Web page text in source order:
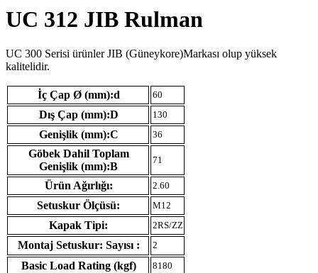
UC 312 JIB Rulman
UC 300 Serisi ürünler JIB (Güneykore)Markası olup yüksek
kalitelidir.
İç Çap Ø (mm):d 60
Dış Çap (mm):D 130
Genişlik (mm):C 36
Göbek Dahil Toplam
Genişlik (mm):B
71
Ürün Ağırlığı: 2.60
Setuskur Ölçüsü: M12
Kapak Tipi: 2RS/ZZ
Montaj Setuskur: Sayısı : 2
Basic Load Rating (kgf) 8180